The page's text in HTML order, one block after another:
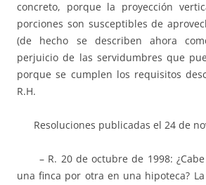
concreto, porque la proyección
porciones son susceptibles de
(de hecho se describen ahora
perjuicio de las servidumbres que
porque se cumplen los requisitos
R.H.
Resoluciones publicadas el 24 de
– R. 20 de octubre de 1998: ¿Cabe
una finca por otra en una hipoteca?